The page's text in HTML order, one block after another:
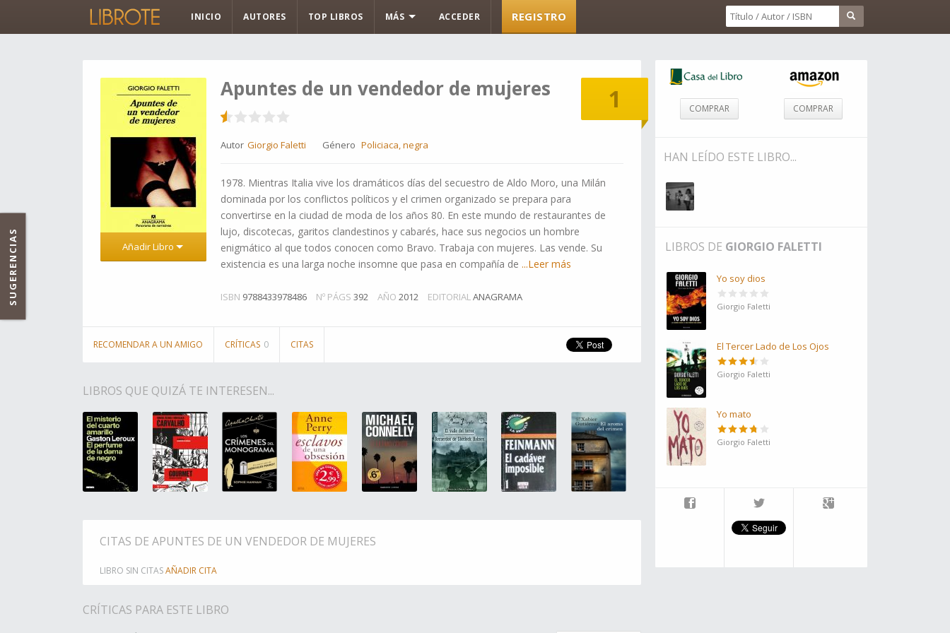
INICIO AUTORES TOP LIBROS MÁS ACCEDER REGISTRO
1
Añadir Libro
Apuntes de un vendedor de mujeres
Autor Giorgio Faletti Género Policiaca, negra
1978. Mientras Italia vive los dramáticos días del secuestro de Aldo Moro, una Milán
dominada por los conflictos políticos y el crimen organizado se prepara para
convertirse en la ciudad de moda de los años 80. En este mundo de restaurantes de
lujo, discotecas, garitos clandestinos y cabarés, hace sus negocios un hombre
enigmático al que todos conocen como Bravo. Trabaja con mujeres. Las vende. Su
existencia es una larga noche insomne que pasa en compañía de ...Leer más
ISBN 9788433978486 Nº PÁGS 392 AÑO 2012 EDITORIALANAGRAMA
RECOMENDAR A UN AMIGO CRÍTICAS 0 CITAS
LIBROS QUE QUIZÁ TE INTERESEN...
CITAS DE APUNTES DE UN VENDEDOR DE MUJERES
LIBRO SIN CITASAÑADIR CITA
CRÍTICAS PARA ESTE LIBRO
COMPRAR COMPRAR
HAN LEÍDO ESTE LIBRO...
LIBROS DE GIORGIO FALETTI
Yo soy dios
Giorgio Faletti
El Tercer Lado de Los Ojos
Giorgio Faletti
Yo mato
Giorgio Faletti
SUGERENCIAS